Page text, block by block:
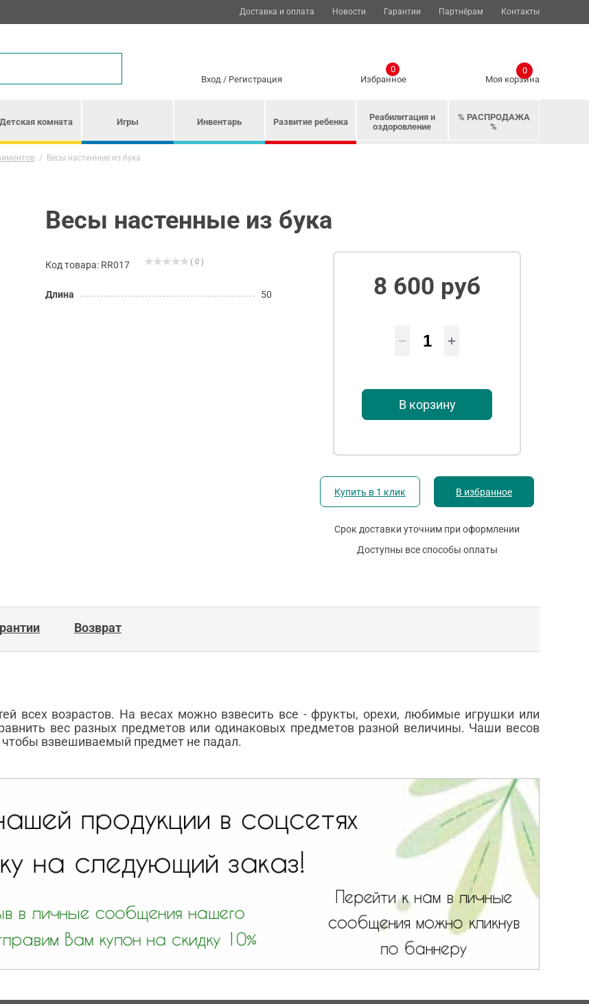
Доставка и оплата Новости Гарантии Партнёрам Контакты
Вход/ Регистрация Избранное
0
Моя корзина
0
Детская комната Игры Инвентарь Развитие ребенка
Реабилитация и
оздоровление
% РАСПРОДАЖА
%
/ Весы настенные из бука
Весы настенные из бука
Код товара: RR017 ( 0 )
Длина 50 8 600 руб
В корзину
Купить в 1 клик В избранное
Срок доставки уточним при оформлении
Доступны все способы оплаты
Возврат
всех возрастов. На весах можно взвесить все - фрукты, орехи, любимые игрушки или
вес разных предметов или одинаковых предметов разной величины. Чаши весов
взвешиваемый предмет не падал.